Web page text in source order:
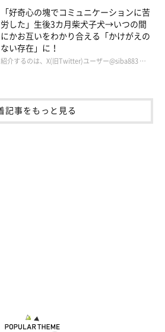
り、現在と異なる場合があります。
「好奇心の塊でコミュニケーションに苦
労した」生後3カ月柴犬子犬→いつの間
にかお互いをわかり合える「かけがえの
ない存在」に！
紹介するのは、X(旧Twitter)ユーザー@siba883 …
記事をもっと見る